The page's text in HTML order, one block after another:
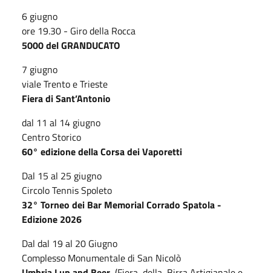
6 giugno
ore 19.30 - Giro della Rocca
5000 del GRANDUCATO
7 giugno
viale Trento e Trieste
Fiera di Sant’Antonio
dal 11 al 14 giugno
Centro Storico
60° edizione della Corsa dei Vaporetti
Dal 15 al 25 giugno
Circolo Tennis Spoleto
32° Torneo dei Bar Memorial Corrado Spatola -
Edizione 2026
Dal dal 19 al 20 Giugno
Complesso Monumentale di San Nicolò